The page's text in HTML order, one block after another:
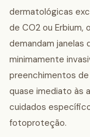
dermatológicas
de CO2 ou Erbium,
demandam janelas
minimamente
preenchimentos
quase imediato às
cuidados
fotoproteção.